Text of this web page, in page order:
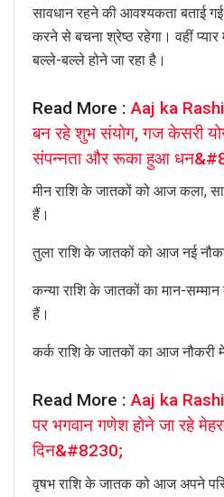
सावधान रहने की आवश्यकता बताई
करने से बचना श्रेष्ठ रहेगा। वहीं
बल्ले-बल्ले होने जा रहा है।
Read More :Aaj ka
बन रहे शुभ संयोग, गज केसरी
संपन्नता और रूका हुआ
मीन राशि के जातकों को आज कला,
हैं।
तुला राशि के जातकों को आज नई
कन्या राशि के जातकों का मान-
हैं।
कर्क राशि के जातकों का आज नौकरी
Read More :Aaj ka
पर भगवान गणेश होने जा रहे
दिन&#8230;
वृषभ राशि के जातक को आज अपने